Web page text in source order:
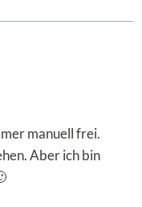
manuell frei.
Aber ich bin